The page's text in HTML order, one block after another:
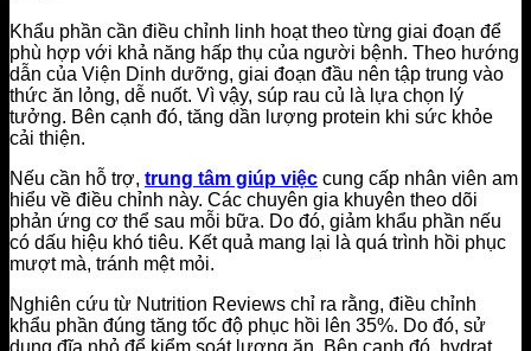
Khẩu phần cần điều chỉnh linh hoạt theo từng giai đoạn để
phù hợp với khả năng hấp thụ của người bệnh. Theo hướng
dẫn của Viện Dinh dưỡng, giai đoạn đầu nên tập trung vào
thức ăn lỏng, dễ nuốt. Vì vậy, súp rau củ là lựa chọn lý
tưởng. Bên cạnh đó, tăng dần lượng protein khi sức khỏe
cải thiện.
Nếu cần hỗ trợ, trung tâm giúp việc cung cấp nhân viên am
hiểu về điều chỉnh này. Các chuyên gia khuyên theo dõi
phản ứng cơ thể sau mỗi bữa. Do đó, giảm khẩu phần nếu
có dấu hiệu khó tiêu. Kết quả mang lại là quá trình hồi phục
mượt mà, tránh mệt mỏi.
Nghiên cứu từ Nutrition Reviews chỉ ra rằng, điều chỉnh
khẩu phần đúng tăng tốc độ phục hồi lên 35%. Do đó, sử